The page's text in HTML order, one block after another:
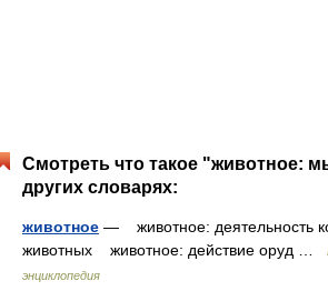
Смотреть что такое "животное:
других словарях:
животное — животное: деятельность
животных животное: действие оруд …
энциклопедия